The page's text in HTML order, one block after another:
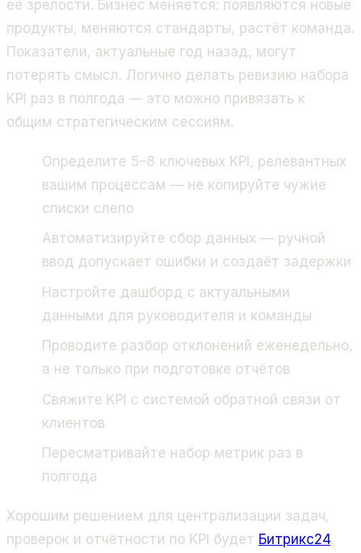
её зрелости. Бизнес меняется: появляются новые
продукты, меняются стандарты, растёт команда.
Показатели, актуальные год назад, могут
потерять смысл. Логично делать ревизию набора
KPI раз в полгода — это можно привязать к
общим стратегическим сессиям.
Определите 5–8 ключевых KPI, релевантных
вашим процессам — не копируйте чужие
списки слепо
Автоматизируйте сбор данных — ручной
ввод допускает ошибки и создаёт задержки
Настройте дашборд с актуальными
данными для руководителя и команды
Проводите разбор отклонений еженедельно,
а не только при подготовке отчётов
Свяжите KPI с системой обратной связи от
клиентов
Пересматривайте набор метрик раз в
полгода
Хорошим решением для централизации задач,
проверок и отчётности по KPI будет Битрикс24.